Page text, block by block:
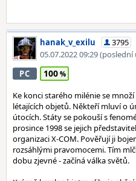
hanak_v_exilu
3795
05.07.2022 09:29(poslední
PC 100
Ke konci starého milénie se
létajících objetů. Někteří mluví o
útocích. Státy se pokouší s
prosince 1998 se jejich
organizaci X-COM. Pověřují ji
rozsáhlými pravomocemi. Tím
dobu zjevné - začíná válka světů.